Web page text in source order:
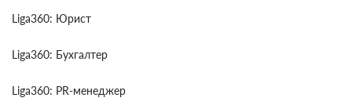
Liga360: Юрист
Liga360: Бухгалтер
Liga360: PR-менеджер